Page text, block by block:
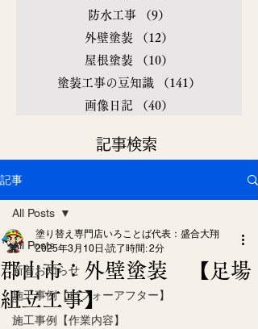
防水工事
（9）
外壁塗装
（12）
屋根塗装
（10）
塗装工事の豆知識
（141）
画像日記
（40）
​記事検索
記事
All Posts
新着お知らせ
施工事例【ビフォーアフター】
施工事例【作業内容】
All Posts
郡山市：外壁塗装 【足場
組立工事】
塗り替え専門店いろことば代表：盛合大翔
2025年3月10日 読了時間: 2分